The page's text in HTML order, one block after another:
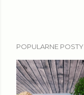
POPULARNE POSTY